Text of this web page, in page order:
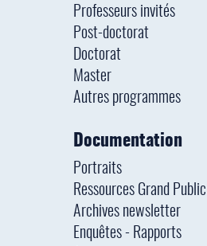
Professeurs invités
Post-doctorat
Doctorat
Master
Autres programmes
Documentation
Portraits
Ressources Grand Public
Archives newsletter
Enquêtes - Rapports